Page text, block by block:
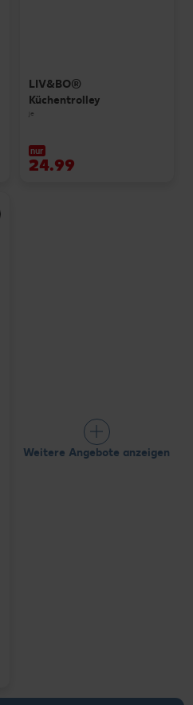
LIV&BO®
Küchentrolley
je
nur
24.99
Weitere Angebote anzeigen